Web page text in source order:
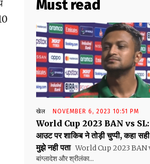
Must read
खेल NOVEMBER 6, 2023 10:51 PM
World Cup 2023 BAN vs SL:
आउट पर शाकिब ने तोड़ी चुप्पी, कहा
मुझे नही पता World Cup 2023 BAN
बांग्लादेश और श्रीलंका...